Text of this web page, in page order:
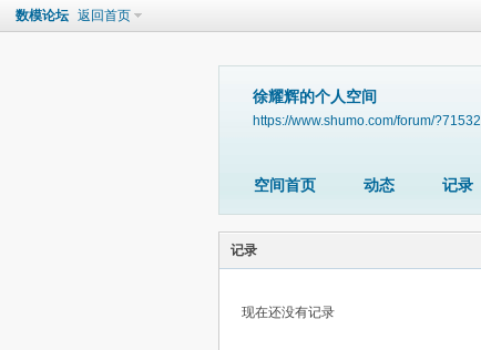
数模论坛 返回首页
徐耀辉的个人空间
https://www.shumo.com/forum/?71532
空间首页 动态 记录
记录
现在还没有记录